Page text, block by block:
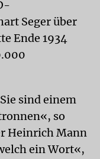
Seger über
Ende 1934
sind einem
so
Heinrich Mann
ein Wort«,